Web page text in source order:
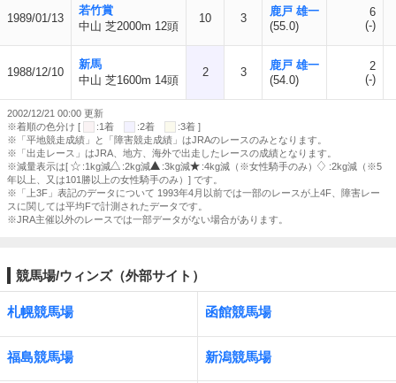
1989/01/13
若竹賞
中山 芝2000m 12頭
10 3
鹿戸 雄一
(55.0)
6
(-)
1988/12/10
新馬
中山 芝1600m 14頭
2 3
鹿戸 雄一
(54.0)
2
(-)
2002/12/21 00:00 更新
※着順の色分け [
:1着 :2着
:3着 ]
※「平地競走成績」と「障害競走成績」はJRAのレースのみとなります。
※「出走レース」はJRA、地方、海外で出走したレースの成績となります。
※減量表示は[
:1kg減 :2kg減 :3kg減 :4kg減（※女性騎手のみ）
:2kg減（※5
年以上、又は101勝以上の女性騎手のみ）] です。
※「上3F」表記のデータについて 1993年4月以前では一部のレースが上4F、障害レー
スに関しては平均Fで計測されたデータです。
※JRA主催以外のレースでは一部データがない場合があります。
競馬場/ウィンズ（外部サイト）
札幌競馬場 函館競馬場
福島競馬場 新潟競馬場